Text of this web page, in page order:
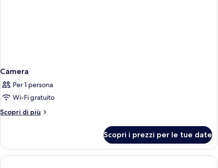
Camera
Per 1 persona
Wi-Fi gratuito
Scopri di più
Altri
Scopri i prezzi per le tue date